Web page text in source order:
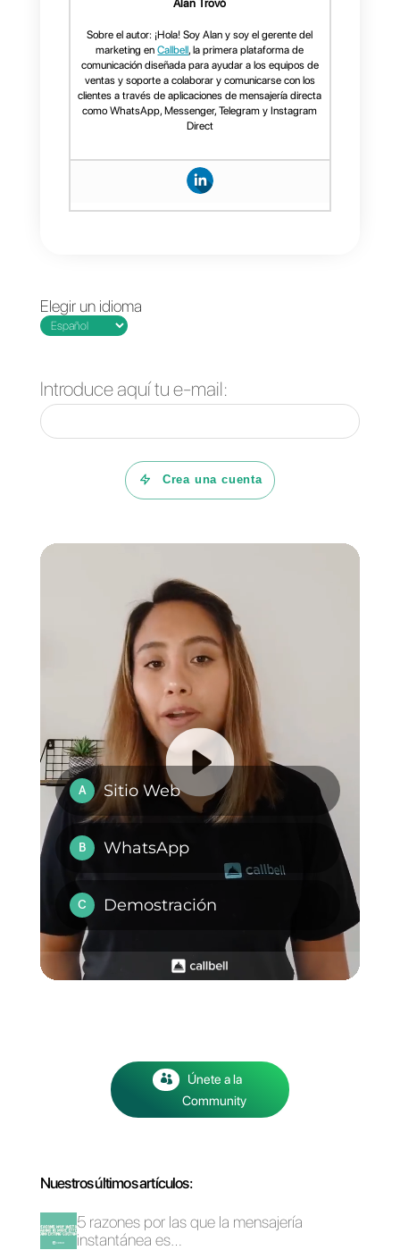
Timelines.ai?
La mejor alternativa a
Timelnes.ai es Callbell. Esta
funcionalidades de Timeline.ai,
pero adicionalmente tiene otras
seguimiento. Como principal
además de WhatsApp, integra
Telegram. Adicionalmente, tiene
un CRM interno y funnels de
venta para hacer seguimiento a
tus clientes.
Por otra parte, con Callbell
puedes crear Chatbots con IA,
secuencias y automatizaciones
muy eficientes. La verdad es
que la aplicación es muy
sencilla de usar y práctica. Si
quieres probar 7 días gratis,
clic aquí
WhatsApp para
equipos: cómo
comenzar
Plataformas por
WhatsApp multi-
agente